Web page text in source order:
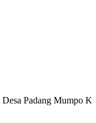
Mumpo Kecamatan